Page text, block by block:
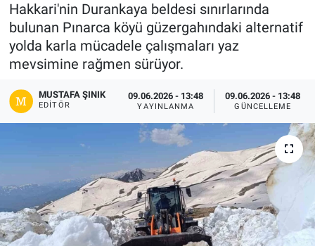
Hakkari'nin Durankaya beldesi sınırlarında
bulunan Pınarca köyü güzergahındaki alternatif
yolda karla mücadele çalışmaları yaz
mevsimine rağmen sürüyor.
MUSTAFA ŞINIK
EDITÖR
09.06.2026 - 13:48
YAYINLANMA
09.06.2026 - 13:48
GÜNCELLEME
Genel
Gündem
Kültür-Sanat
Resmi İlanlar
Sağlık